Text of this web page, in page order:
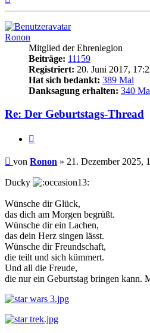
Ronon
Mitglied der Ehrenlegion
Beiträge: 11159
Registriert: 20. Juni 2017,
Hat sich bedankt: 389 Mal
Danksagung erhalten: 340
Re: Der Geburtstags-Thread
Beitrag
von Ronon » 21. Dezember 2025,
Ducky
Wünsche dir Glück,
das dich am Morgen begrüßt.
Wünsche dir ein Lachen,
das dein Herz singen lässt.
Wünsche dir Freundschaft,
die teilt und sich kümmert.
Und all die Freude,
die nur ein Geburtstag bringen kann.